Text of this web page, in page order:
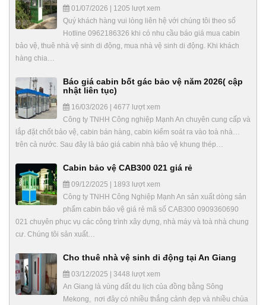
01/07/2026 | 1205 lượt xem
Quý khách hàng vui lòng liên hệ với chúng tôi theo số
Hotline 0962186326 khi có nhu cầu báo giá mua cabin
bảo vệ, thuê nhà vệ sinh di động, mua nhà vệ sinh di động. Khi khách
hàng chia…
Báo giá cabin bốt gác bảo vệ năm 2026( cập
nhật liên tục)
16/03/2026 | 4677 lượt xem
Công ty TNHH Công nghiệp Mạnh An chuyên cung cấp và
lắp đặt chốt bảo vệ, cabin bán hàng, cabin kiểm soát ra vào toà nhà…
trên cả nước. Sau đây là báo giá cabin nhà bảo vệ khung thép…
Cabin bảo vệ CAB300 021 giá rẻ
09/12/2025 | 1893 lượt xem
Công ty TNHH Công Nghiệp Mạnh An sản xuất dòng sản
phẩm cabin bảo vệ giá rẻ mã số CAB300 0909360690
021 chuyên phục vụ các công trình xây dựng, nhà máy và toà nhà chung
cư. Chúng tôi sản xuất…
Cho thuê nhà vệ sinh di động tại An Giang
03/12/2025 | 3448 lượt xem
An Giang là vùng đất du lịch của đồng bằng Sông
Mekong, nơi đây có nhiều thắng cảnh đẹp và nhiều chùa